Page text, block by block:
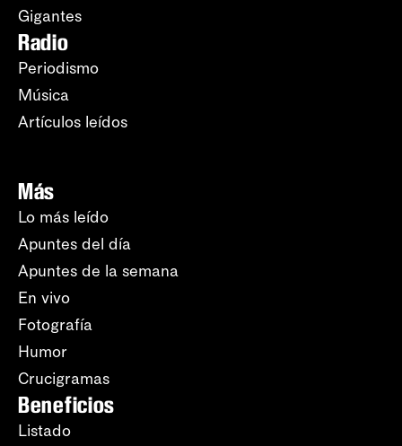
Gigantes
Radio
Periodismo
Música
Artículos leídos
Más
Lo más leído
Apuntes del día
Apuntes de la semana
En vivo
Fotografía
Humor
Crucigramas
Beneficios
Listado